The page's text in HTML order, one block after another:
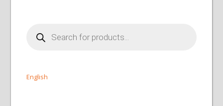
search
English